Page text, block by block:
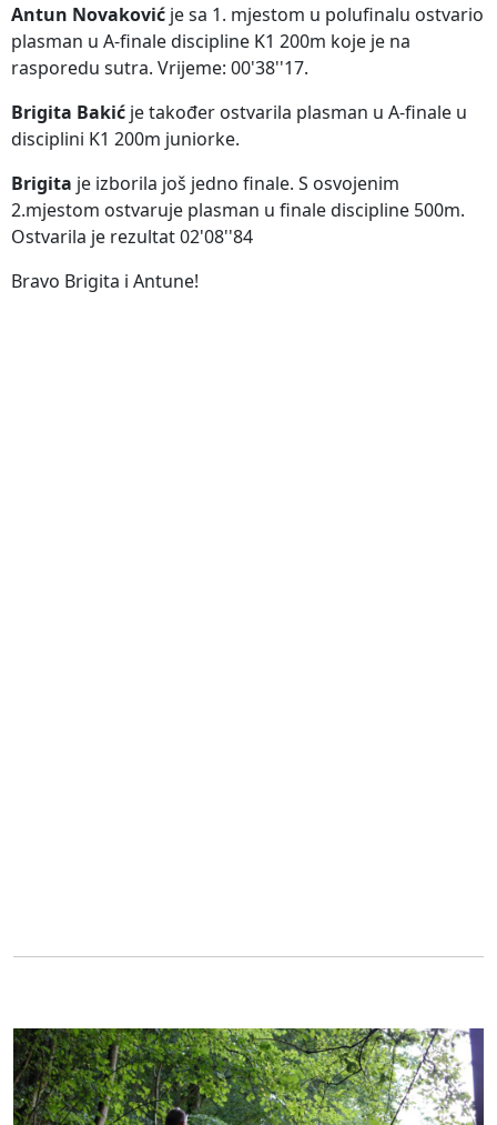
Antun Novaković je sa 1. mjestom u polufinalu ostvario
plasman u A-finale discipline K1 200m koje je na
rasporedu sutra. Vrijeme: 00'38''17.
Brigita Bakić je također ostvarila plasman u A-finale u
disciplini K1 200m juniorke.
Brigita je izborila još jedno finale. S osvojenim
2.mjestom ostvaruje plasman u finale discipline 500m.
Ostvarila je rezultat 02'08''84
Bravo Brigita i Antune!